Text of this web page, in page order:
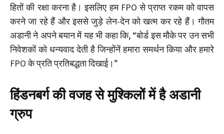
हितों की रक्षा करना है। इसलिए हम FPO से प्राप्त रकम को वापस
करने जा रहे हैं और इससे जुड़े लेन-देन को खत्म कर रहे हैं। गौतम
अडानी ने अपने बयान में यह भी कहा कि, “बोर्ड इस मौके पर उन सभी
निवेशकों को धन्यवाद देती है जिन्होंनें हमारा समर्थन किया और हमारे
FPO के प्रति प्रतिबद्धता दिखाई।”
हिंडनबर्ग की वजह से मुश्किलों में है अडानी
ग्रुप